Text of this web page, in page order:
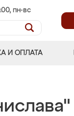
пн-вс
И ОПЛАТА